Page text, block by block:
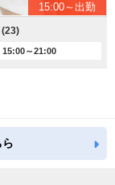
15:00～出勤
(23)
15:00～21:00